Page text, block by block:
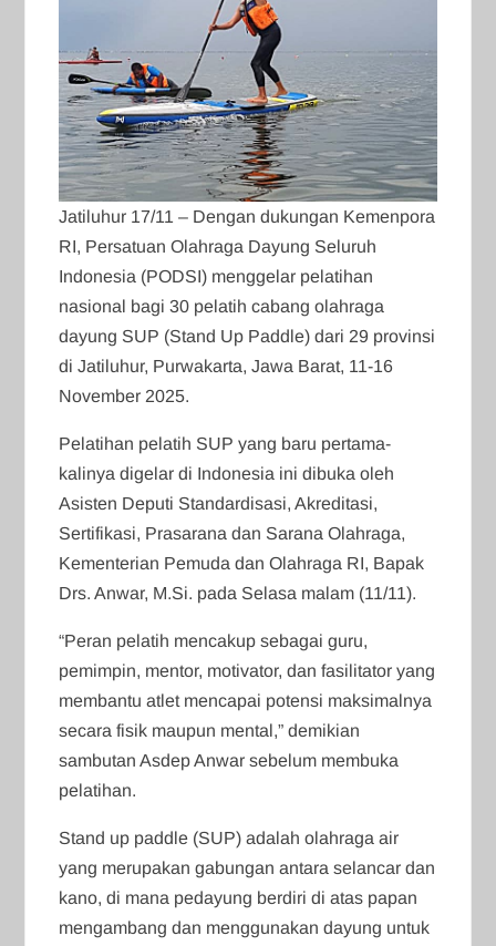
Jatiluhur 17/11 – Dengan dukungan Kemenpora
RI, Persatuan Olahraga Dayung Seluruh
Indonesia (PODSI) menggelar pelatihan
nasional bagi 30 pelatih cabang olahraga
dayung SUP (Stand Up Paddle) dari 29 provinsi
di Jatiluhur, Purwakarta, Jawa Barat, 11-16
November 2025.
Pelatihan pelatih SUP yang baru pertama-
kalinya digelar di Indonesia ini dibuka oleh
Asisten Deputi Standardisasi, Akreditasi,
Sertifikasi, Prasarana dan Sarana Olahraga,
Kementerian Pemuda dan Olahraga RI, Bapak
Drs. Anwar, M.Si. pada Selasa malam (11/11).
“Peran pelatih mencakup sebagai guru,
pemimpin, mentor, motivator, dan fasilitator yang
membantu atlet mencapai potensi maksimalnya
secara fisik maupun mental,” demikian
sambutan Asdep Anwar sebelum membuka
pelatihan.
Stand up paddle (SUP) adalah olahraga air
yang merupakan gabungan antara selancar dan
kano, di mana pedayung berdiri di atas papan
mengambang dan menggunakan dayung untuk